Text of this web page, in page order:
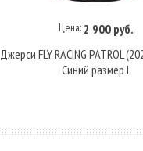
В корзину
Цена: 2 900 руб.
Джерси FLY RACING PATROL
Синий размер L